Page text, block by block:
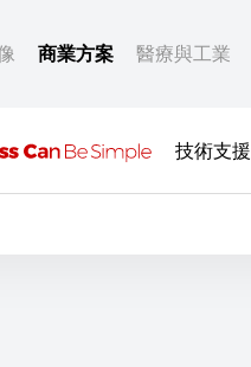
商業方案 醫療與工業
技術支援